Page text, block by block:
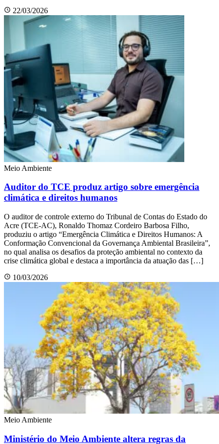
22/03/2026
Meio Ambiente
Auditor do TCE produz artigo sobre emergência
climática e direitos humanos
O auditor de controle externo do Tribunal de Contas do Estado do
Acre (TCE-AC), Ronaldo Thomaz Cordeiro Barbosa Filho,
produziu o artigo “Emergência Climática e Direitos Humanos: A
Conformação Convencional da Governança Ambiental Brasileira”,
no qual analisa os desafios da proteção ambiental no contexto da
crise climática global e destaca a importância da atuação das […]
10/03/2026
Meio Ambiente
Ministério do Meio Ambiente altera regras da